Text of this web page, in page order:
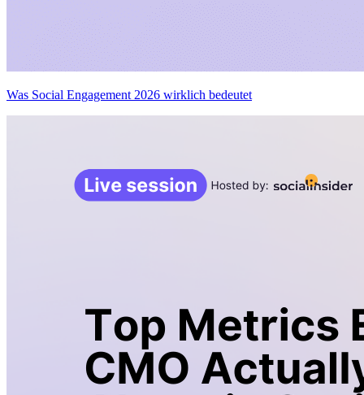
Was Social Engagement 2026 wirklich bedeutet